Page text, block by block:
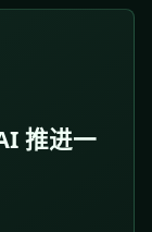
推进一